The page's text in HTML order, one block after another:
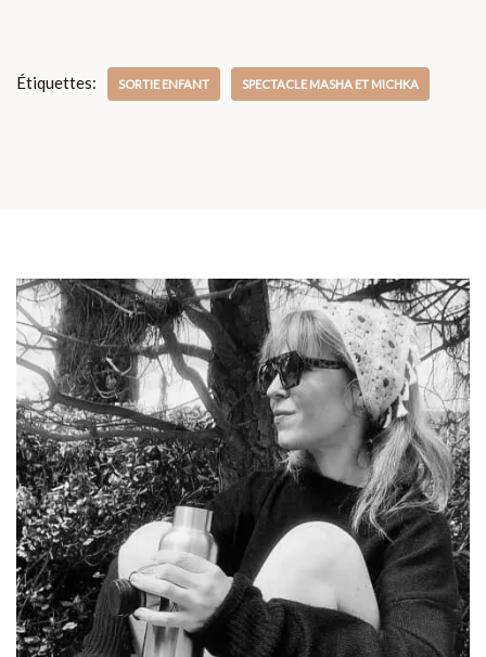
Étiquettes: SORTIE ENFANT SPECTACLE MASHA ET MICHKA